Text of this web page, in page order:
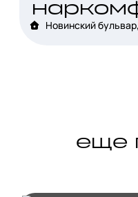
Новинский
еще